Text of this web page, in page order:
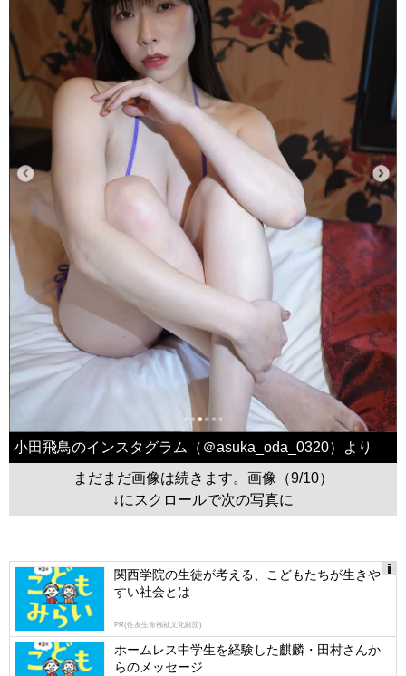
小田飛鳥のインスタグラム（＠asuka_oda_0320）より
まだまだ画像は続きます。画像（9/10）
↓にスクロールで次の写真に
関西学院の生徒が考える、こどもたちが生きや
すい社会とは
PR(住友生命福祉文化財団)
ホームレス中学生を経験した麒麟・田村さんか
らのメッセージ